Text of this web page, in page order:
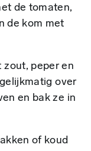
de tomaten,
de kom met
zout, peper en
over
en bak ze in
of koud